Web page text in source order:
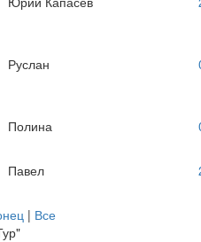
Руслан
Полина
Павел
| Все